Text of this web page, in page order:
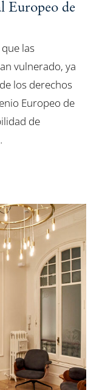
Europeo de
las
vulnerado, ya
los derechos
Europeo de
de